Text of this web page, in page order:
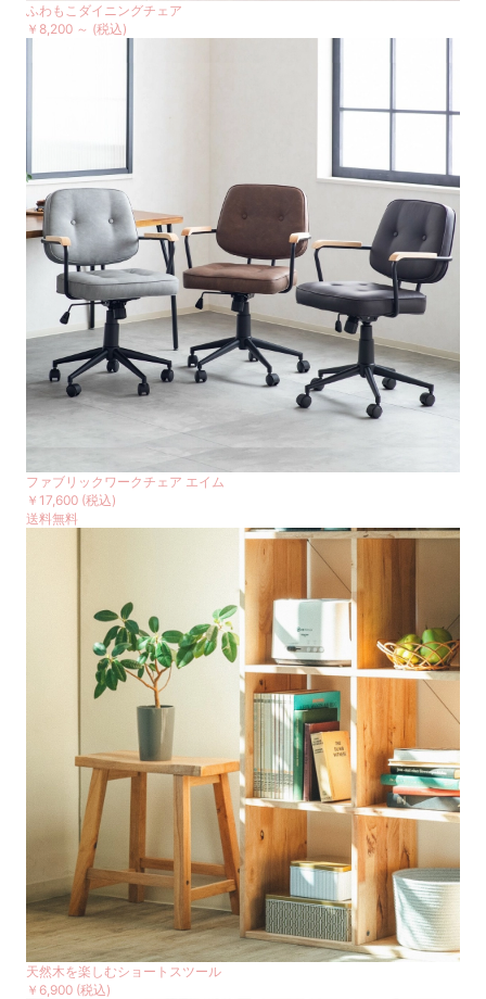
ふわもこダイニングチェア
￥8,200 ～ (税込)
ファブリックワークチェア エイム
￥17,600 (税込)
送料無料
天然木を楽しむショートスツール
￥6,900 (税込)